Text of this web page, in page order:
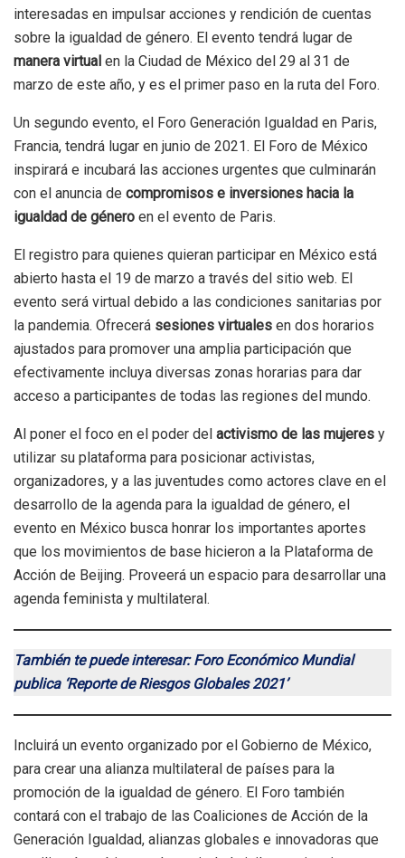
interesadas en impulsar acciones y rendición de cuentas
sobre la igualdad de género. El evento tendrá lugar de
manera virtual en la Ciudad de México del 29 al 31 de
marzo de este año, y es el primer paso en la ruta del Foro.
Un segundo evento, el Foro Generación Igualdad en Paris,
Francia, tendrá lugar en junio de 2021. El Foro de México
inspirará e incubará las acciones urgentes que culminarán
con el anuncia de compromisos e inversiones hacia la
igualdad de género en el evento de Paris.
El registro para quienes quieran participar en México está
abierto hasta el 19 de marzo a través del sitio web. El
evento será virtual debido a las condiciones sanitarias por
la pandemia. Ofrecerá sesiones virtuales en dos horarios
ajustados para promover una amplia participación que
efectivamente incluya diversas zonas horarias para dar
acceso a participantes de todas las regiones del mundo.
Al poner el foco en el poder del activismo de las mujeres y
utilizar su plataforma para posicionar activistas,
organizadores, y a las juventudes como actores clave en el
desarrollo de la agenda para la igualdad de género, el
evento en México busca honrar los importantes aportes
que los movimientos de base hicieron a la Plataforma de
Acción de Beijing. Proveerá un espacio para desarrollar una
agenda feminista y multilateral.
También te puede interesar: Foro Económico Mundial
publica ‘Reporte de Riesgos Globales 2021’
Incluirá un evento organizado por el Gobierno de México,
para crear una alianza multilateral de países para la
promoción de la igualdad de género. El Foro también
contará con el trabajo de las Coaliciones de Acción de la
Generación Igualdad, alianzas globales e innovadoras que